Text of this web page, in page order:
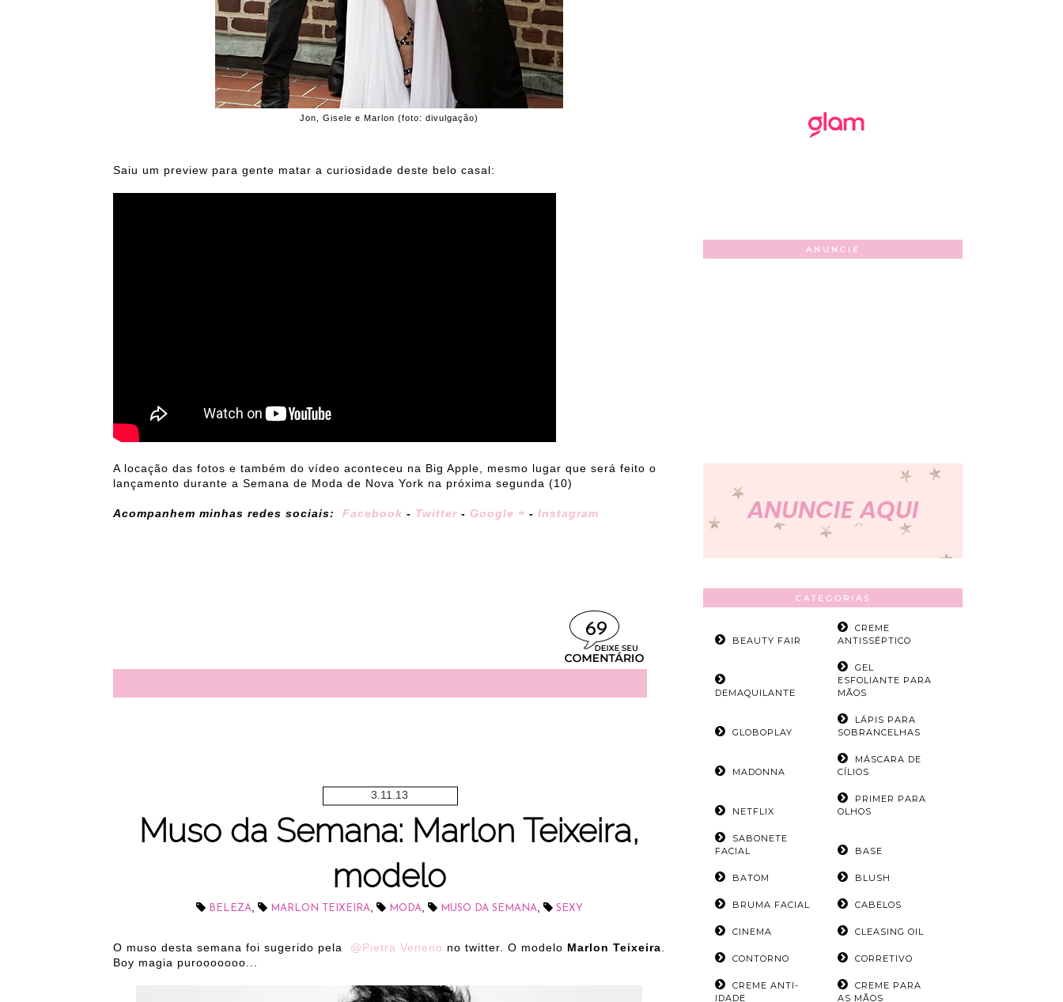
Jon, Gisele e Marlon (foto: divulgação)
Saiu um preview para gente matar a curiosidade deste belo casal:
A locação das fotos e também do vídeo aconteceu na Big Apple, mesmo lugar que será feito o
lançamento durante a Semana de Moda de Nova York na próxima segunda (10)
Acompanhem minhas redes sociais: Facebook - Twitter - Google + - Instagram
69
3.11.13
Muso da Semana: Marlon Teixeira,
modelo
BELEZA MARLON TEIXEIRA MODA MUSO DA SEMANA SEXY
O muso desta semana foi sugerido pela @Pietra Veneno no twitter. O modelo Marlon Teixeira
Boy magia purooooooo...
ANUNCIE
CATEGORIAS
BEAUTY FAIR
CREME
ANTISSÉPTICO
DEMAQUILANTE
GEL
ESFOLIANTE PARA
MÃOS
GLOBOPLAY
LÁPIS PARA
SOBRANCELHAS
MADONNA
MÁSCARA DE
CÍLIOS
NETFLIX
PRIMER PARA
OLHOS
SABONETE
FACIAL
BASE
BATOM BLUSH
BRUMA FACIAL CABELOS
CINEMA CLEASING OIL
CONTORNO CORRETIVO
CREME ANTI-
IDADE
CREME PARA
AS MÃOS